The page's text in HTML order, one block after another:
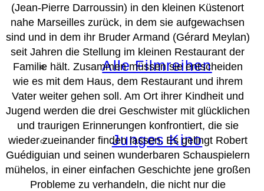
Alle Filmreihen
Junges Kino
(Jean-Pierre Darroussin) in den kleinen Küstenort
nahe Marseilles zurück, in dem sie aufgewachsen
sind und in dem ihr Bruder Armand (Gérard Meylan)
seit Jahren die Stellung im kleinen Restaurant der
Familie hält. Zusammen müssen sie entscheiden
wie es mit dem Haus, dem Restaurant und ihrem
Vater weiter gehen soll. Am Ort ihrer Kindheit und
Jugend werden die drei Geschwister mit glücklichen
und traurigen Erinnerungen konfrontiert, die sie
wieder zueinander finden lassen. Es gelingt Robert
Guédiguian und seinen wunderbaren Schauspielern
mühelos, in einer einfachen Geschichte jene großen
Probleme zu verhandeln, die nicht nur die